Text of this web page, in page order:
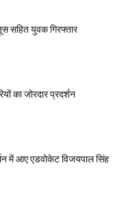
सहित युवक गिरफ्तार
का जोरदार प्रदर्शन
में आए एडवोकेट विजयपाल सिंह